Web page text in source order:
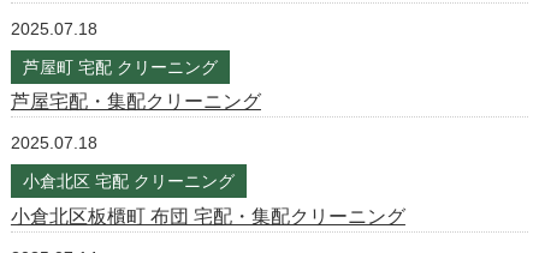
2025.07.18
芦屋町 宅配 クリーニング
芦屋宅配・集配クリーニング
2025.07.18
小倉北区 宅配 クリーニング
小倉北区板櫃町 布団 宅配・集配クリーニング